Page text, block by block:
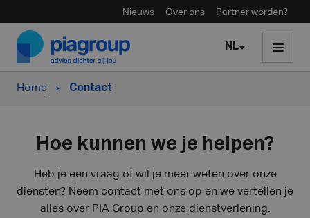
Nieuws Over ons Partner worden?
Skip to content
NL
Home Contact
Hoe kunnen we je helpen?
Heb je een vraag of wil je meer weten over onze
diensten? Neem contact met ons op en we vertellen je
alles over PIA Group en onze dienstverlening.